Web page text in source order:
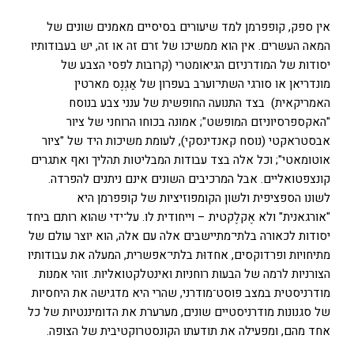
אין ספק, קופפרמן למד שיעורים בסיסיים מאמנים שונים של
המאה העשרים. אין הוא ממשיכו של זרם זה או זה, יש בעבודותיו
יסודות של המודרניזם הגיאומטרי (קרובות לפסי הצבע של
מונדריאן או סורגי השתי־וערב בעפרון של אַגְנֶס מארטין
האמריקאית) בצד התנועה החופשית של ענני צבע בנוסח
"האקספרסיוניזם המופשט"; אמונה בכוחו הרוחני של ציור
אבסטראקטי (נוסח קאנדינסקי), לעומת משיכות היד של "ציור
אוטומאטי"; וכל אלה בצד עבודות המבליטות תהליך ואף אתגרים
קונצפטואליים. אבל המרכיבים השונים אינם ניתנים להפרדה.
לשונו הספציפית ולשון הקומפוזיציות של קופפרמן היא
"אורגאנית" ולא אֶקלֶקטית – וייחודית לו. על־ידי שהוא רותם ביחד
יסודות לכאורה בלתי־מתיישבים אלה עם אלה, הוא יוצר עולם של
מתיחויות ופרדוקסים, אחדוּת בלתי־אפשרית, המעלה את עבודותיו
הצורניות לרמה של הבעות רוחניות ואינטלקטואליות. זוהי אמנות
מודרניסטית במצב פוסט־מודרני, שהרי היא מדגישה את היחסיות
של סגנונות מודרניסטיים שונים, מערערת את הדומיננטיות של כל
אחד מהם, ומפעילה את תודעתו הקונסטרוקטיבית של הצופה.